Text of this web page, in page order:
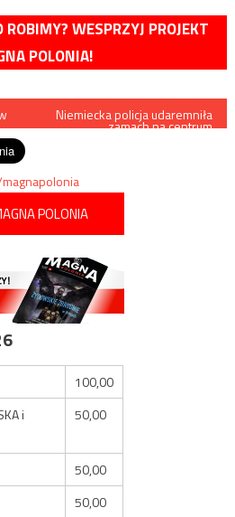
ROBIMY? WESPRZYJ PROJEKT
POLONIA!
Niemiecka policja udaremniła
zamach na centrum
POLONIA
100,00
i
50,00
50,00
50,00